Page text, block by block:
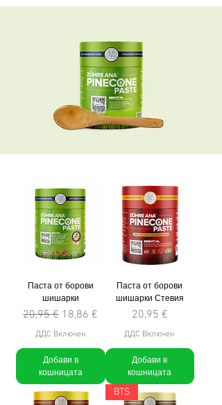
Паста от борови
шишарки
Редовна цена
20,95 € Продажна цена
18,86 €
ДДС Включен
Добави в
кошницата
Паста от борови
шишарки Стевия
Цена
20,95 €
ДДС Включен
Добави в
кошницата
BTS